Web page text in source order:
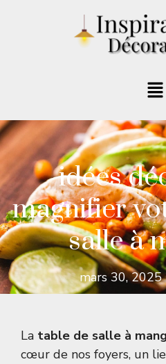
idées
magnifier
salle à
mars 30, 2025
La table de salle à
cœur de nos foyers, un